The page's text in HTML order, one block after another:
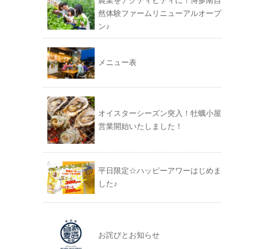
然体験ファームリニューアルオープ
ン♪
メニュー表
オイスターシーズン突入！牡蠣小屋
営業開始いたしました！
平日限定☆ハッピーアワーはじめま
した♪
お詫びとお知らせ